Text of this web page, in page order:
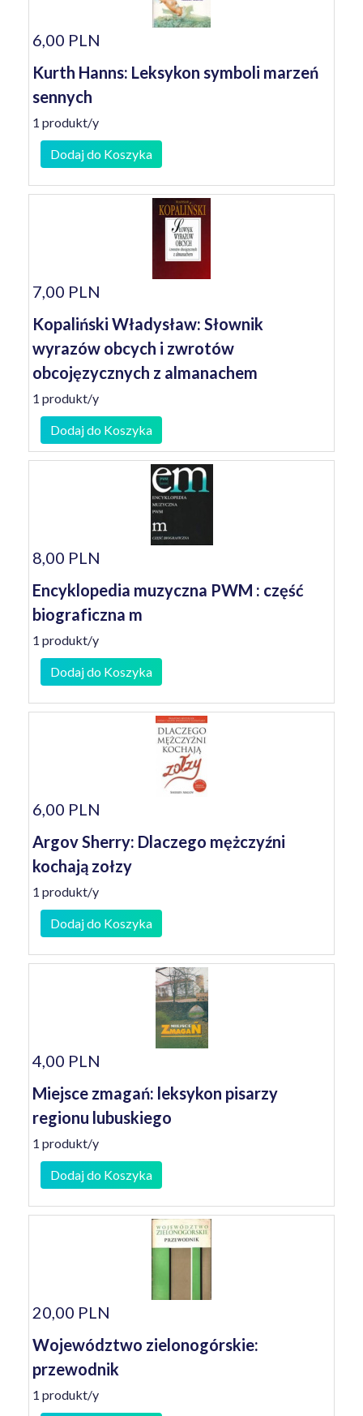
6,00 PLN
Kurth Hanns: Leksykon symboli marzeń
sennych
1 produkt/y
Dodaj do Koszyka
7,00 PLN
Kopaliński Władysław: Słownik
wyrazów obcych i zwrotów
obcojęzycznych z almanachem
1 produkt/y
Dodaj do Koszyka
8,00 PLN
Encyklopedia muzyczna PWM : część
biograficzna m
1 produkt/y
Dodaj do Koszyka
6,00 PLN
Argov Sherry: Dlaczego mężczyźni
kochają zołzy
1 produkt/y
Dodaj do Koszyka
4,00 PLN
Miejsce zmagań: leksykon pisarzy
regionu lubuskiego
1 produkt/y
Dodaj do Koszyka
20,00 PLN
Województwo zielonogórskie:
przewodnik
1 produkt/y